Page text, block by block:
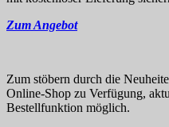
Zum Angebot
Zum stöbern durch die
Online-Shop zu Verfügung,
Bestellfunktion möglich.